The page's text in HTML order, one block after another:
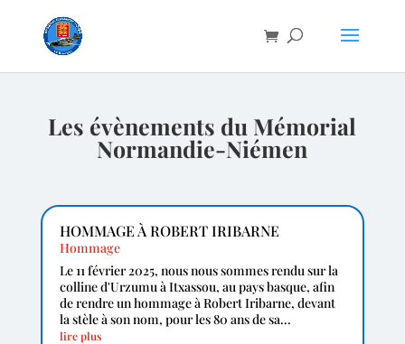
Les évènements du Mémorial
Normandie-Niémen
HOMMAGE À ROBERT IRIBARNE
Hommage
Le 11 février 2025, nous nous sommes rendu sur la
colline d'Urzumu à Itxassou, au pays basque, afin
de rendre un hommage à Robert Iribarne, devant
la stèle à son nom, pour les 80 ans de sa...
lire plus